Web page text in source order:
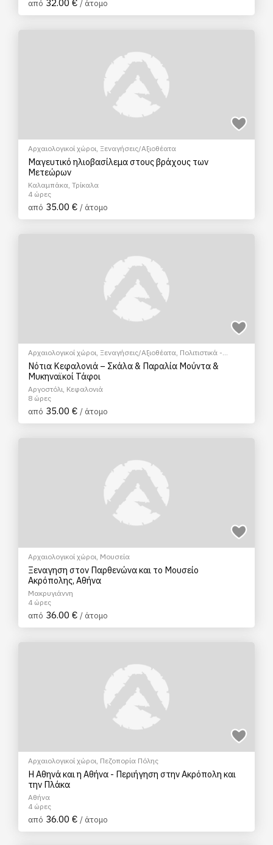
από 32.00 € / άτομο
Αρχαιολογικοί χώροι, Ξεναγήσεις/Αξιοθέατα
Μαγευτικό ηλιοβασίλεμα στους βράχους των
Μετεώρων
Καλαμπάκα, Τρίκαλα
4 ώρες
από 35.00 € / άτομο
Αρχαιολογικοί χώροι, Ξεναγήσεις/Αξιοθέατα, Πολιτιστικά -
Πολιτισμικά
Νότια Κεφαλονιά – Σκάλα & Παραλία Μούντα &
Μυκηναϊκοί Τάφοι
Αργοστόλι, Κεφαλονιά
8 ώρες
από 35.00 € / άτομο
Αρχαιολογικοί χώροι, Μουσεία
Ξεναγηση στον Παρθενώνα και το Μουσείο
Ακρόπολης, Αθήνα
Μακρυγιάννη
4 ώρες
από 36.00 € / άτομο
Αρχαιολογικοί χώροι, Πεζοπορία Πόλης
Η Αθηνά και η Αθήνα - Περιήγηση στην Ακρόπολη και
την Πλάκα
Αθήνα
4 ώρες
από 36.00 € / άτομο